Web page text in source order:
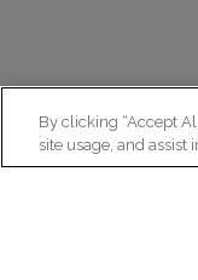
By clicking “Accept
site usage, and assist